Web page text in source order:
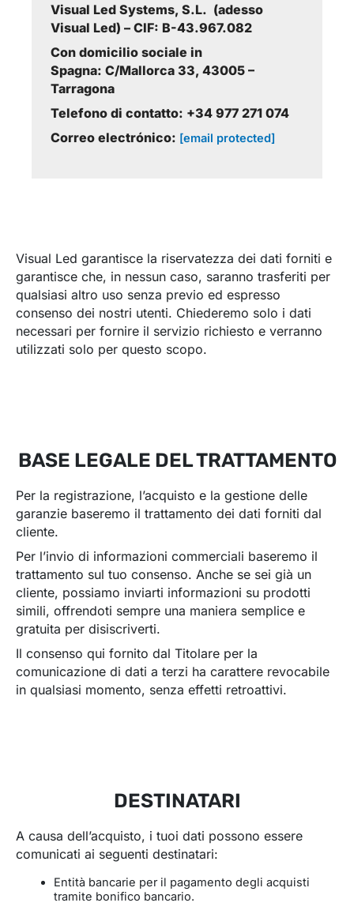
Visual Led Systems, S.L. (adesso
Visual Led) – CIF: B-43.967.082
Con domicilio sociale in
Spagna: C/Mallorca 33, 43005 –
Tarragona
Telefono di contatto: +34 977 271 074
Correo electrónico: [email protected]
Visual Led garantisce la riservatezza dei dati forniti e
garantisce che, in nessun caso, saranno trasferiti per
qualsiasi altro uso senza previo ed espresso
consenso dei nostri utenti. Chiederemo solo i dati
necessari per fornire il servizio richiesto e verranno
utilizzati solo per questo scopo.
BASE LEGALE DEL TRATTAMENTO
Per la registrazione, l’acquisto e la gestione delle
garanzie baseremo il trattamento dei dati forniti dal
cliente.
Per l’invio di informazioni commerciali baseremo il
trattamento sul tuo consenso. Anche se sei già un
cliente, possiamo inviarti informazioni su prodotti
simili, offrendoti sempre una maniera semplice e
gratuita per disiscriverti.
Il consenso qui fornito dal Titolare per la
comunicazione di dati a terzi ha carattere revocabile
in qualsiasi momento, senza effetti retroattivi.
DESTINATARI
A causa dell’acquisto, i tuoi dati possono essere
comunicati ai seguenti destinatari:
Entità bancarie per il pagamento degli acquisti
tramite bonifico bancario.